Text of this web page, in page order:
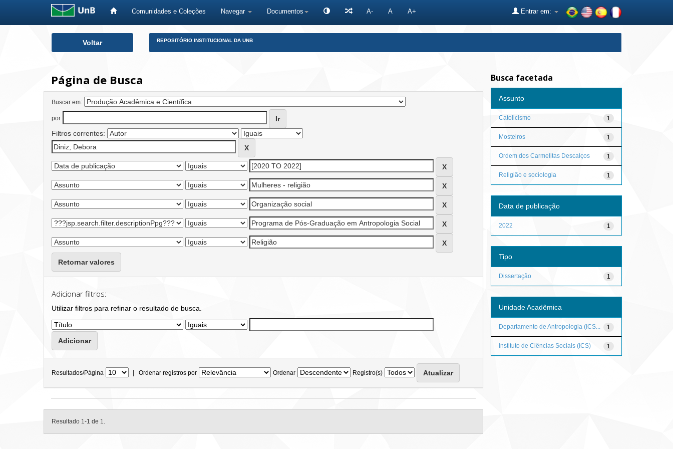
Comunidades e Coleções Navegar Documentos A- A A+ Entrar em:
Voltar REPOSITÓRIO INSTITUCIONAL DA UNB
Página de Busca
Buscar em:
por
Filtros correntes:
Retornar valores
Adicionar filtros:
Utilizar filtros para refinar o resultado de busca.
Resultados/Página | Ordenar registros por Ordenar Registro(s)
Resultado 1-1 de 1.
Busca facetada
Assunto
1
Catolicismo
1
Mosteiros
1
Ordem dos Carmelitas Descalços
1
Religião e sociologia
Data de publicação
1
2022
Tipo
1
Dissertação
Unidade Acadêmica
1
Departamento de Antropologia (ICS...
1
Instituto de Ciências Sociais (ICS)